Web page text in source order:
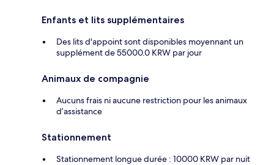
Enfants et lits supplémentaires
Des lits d'appoint sont disponibles moyennant un
supplément de 55000.0 KRW par jour
Animaux de compagnie
Aucuns frais ni aucune restriction pour les animaux
d’assistance
Stationnement
Stationnement longue durée : 10000 KRW par nuit